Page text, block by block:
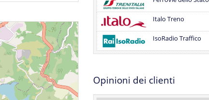
Italo Treno
IsoRadio Traffico
Opinioni dei clienti